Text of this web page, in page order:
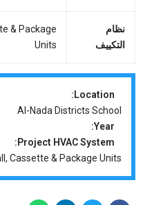
نظام
التكييف
& Package
Units
Location:
Al-Nada Districts School
Year:
Project HVAC System:
Cassette & Package Units